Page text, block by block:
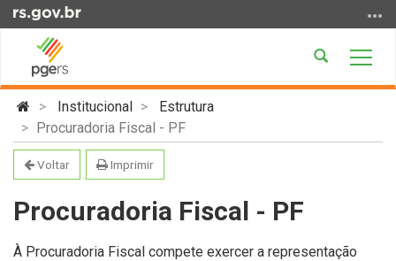
para
conteúdo
Ir
para
menu
para
busca
Abrir
Início
conteúdo
Institucional
Estrutura
Procuradoria Fiscal - PF
Voltar Imprimir
Procuradoria Fiscal - PF
À Procuradoria Fiscal compete exercer a representação